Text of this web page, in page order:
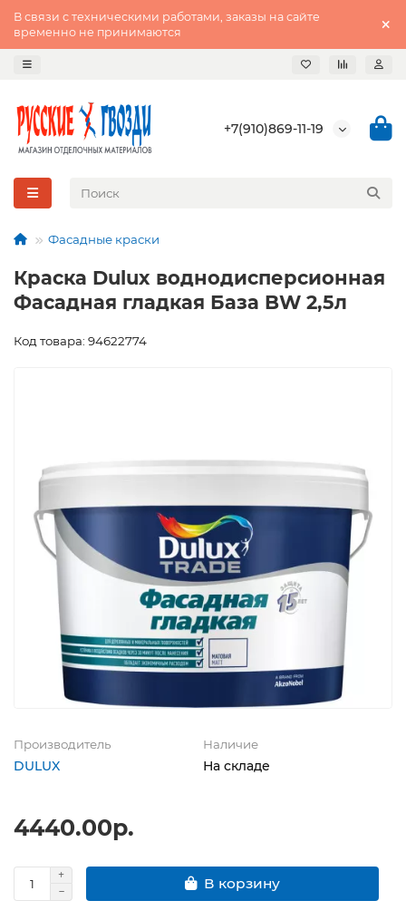
В связи с техническими работами, заказы на сайте
временно не принимаются
+7(910)869-11-19
Фасадные краски
Краска Dulux воднодисперсионная
Фасадная гладкая База BW 2,5л
Код товара: 94622774
Производитель
DULUX
Наличие
На складе
4440.00р.
В корзину